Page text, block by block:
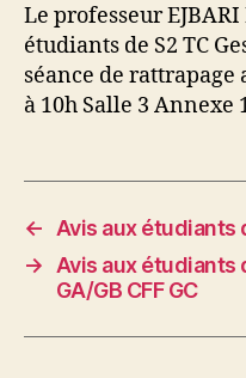
Le professeur
étudiants de S2 TC
séance de rattrapage
à 10h Salle 3 Annexe
←
Avis aux étudiants
→
Avis aux étudiants
GA/GB CFF GC